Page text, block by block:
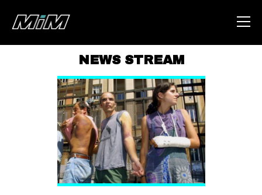
ABOUT
AREA
DEGENERAZIONE
GAZA FREESTYLE
CSOA LAMBRETTA
NEWS STREAM